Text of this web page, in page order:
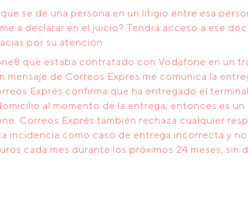
se de una persona en un litigio entre esa
a declarar en el juicio? Tendrá acceso a ese
por su atención.
que estaba contratado con Vodafone en un
mensaje de Correos Expres me comunica la
Exprés confirma que ha entregado el
al momento de la entrega, entonces es un
Correos Exprés también rechaza cualquier
incidencia como caso de entrega incorrecta y
cada mes durante los próximos 24 meses, sin